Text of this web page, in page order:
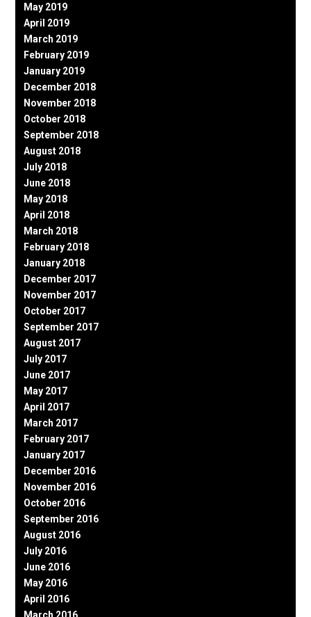
May 2019
April 2019
March 2019
February 2019
January 2019
December 2018
November 2018
October 2018
September 2018
August 2018
July 2018
June 2018
May 2018
April 2018
March 2018
February 2018
January 2018
December 2017
November 2017
October 2017
September 2017
August 2017
July 2017
June 2017
May 2017
April 2017
March 2017
February 2017
January 2017
December 2016
November 2016
October 2016
September 2016
August 2016
July 2016
June 2016
May 2016
April 2016
March 2016